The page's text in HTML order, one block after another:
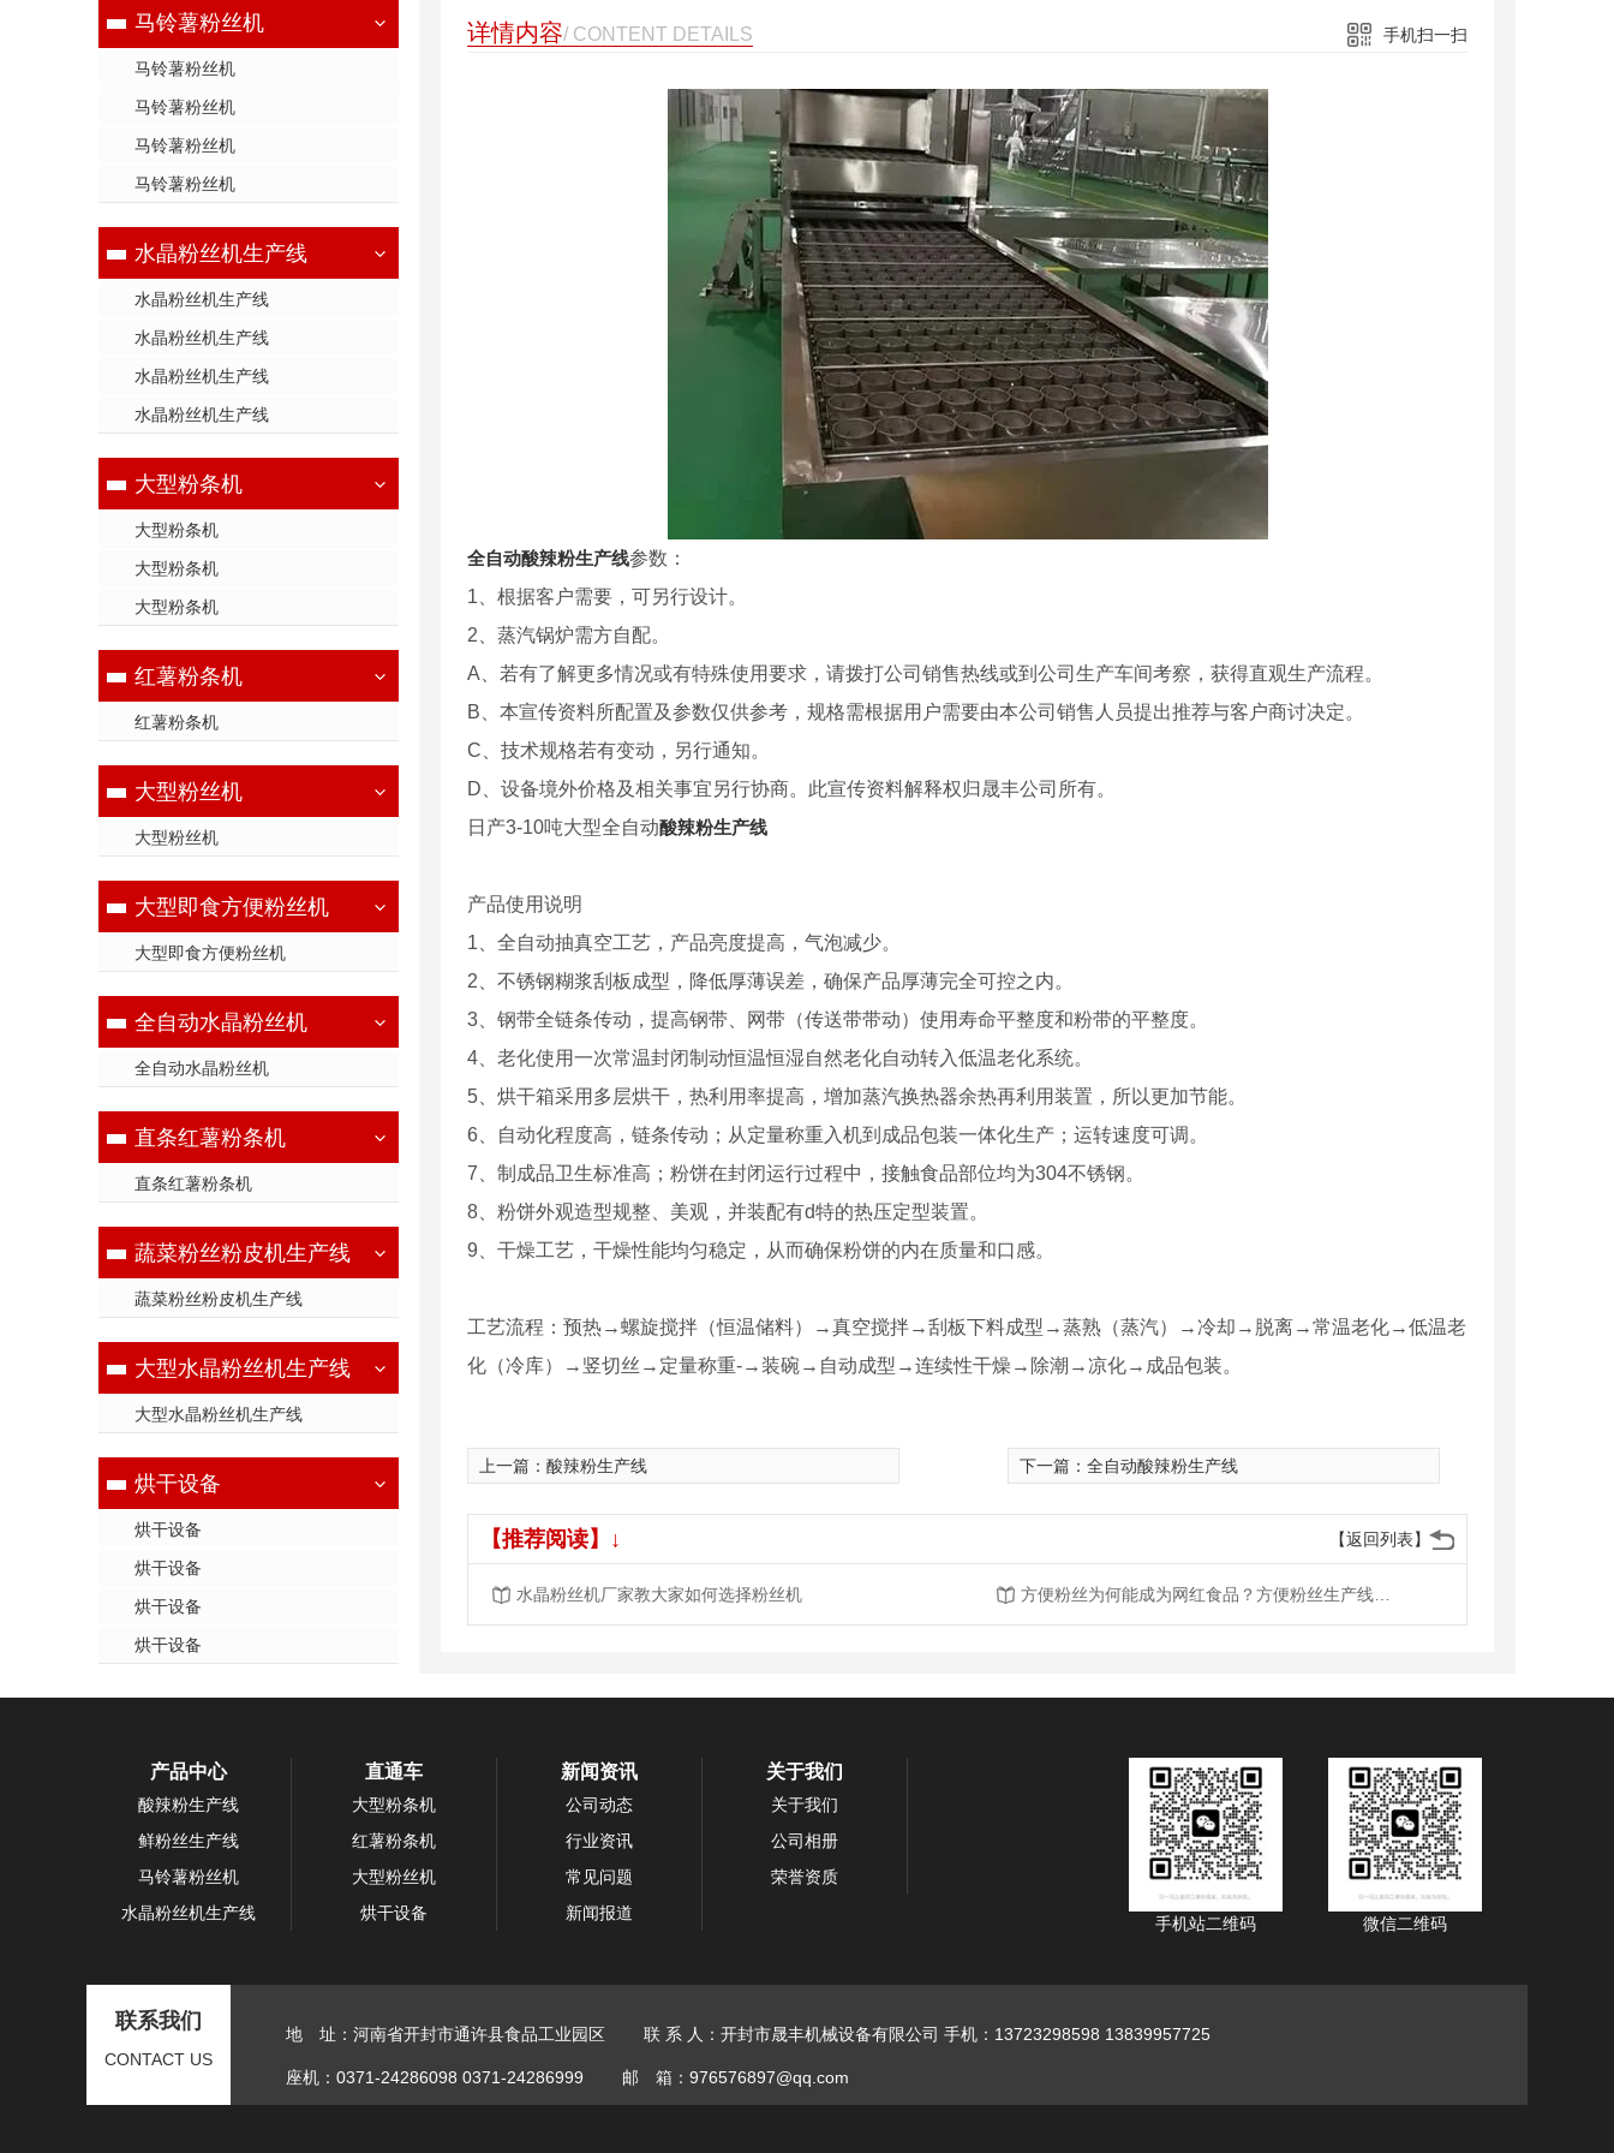
马铃薯粉丝机
马铃薯粉丝机
马铃薯粉丝机
马铃薯粉丝机
马铃薯粉丝机
水晶粉丝机生产线
水晶粉丝机生产线
水晶粉丝机生产线
水晶粉丝机生产线
水晶粉丝机生产线
大型粉条机
大型粉条机
大型粉条机
大型粉条机
红薯粉条机
红薯粉条机
大型粉丝机
大型粉丝机
大型即食方便粉丝机
大型即食方便粉丝机
全自动水晶粉丝机
全自动水晶粉丝机
直条红薯粉条机
直条红薯粉条机
蔬菜粉丝粉皮机生产线
蔬菜粉丝粉皮机生产线
大型水晶粉丝机生产线
大型水晶粉丝机生产线
烘干设备
烘干设备
烘干设备
烘干设备
烘干设备
详情内容/ CONTENT DETAILS 手机扫一扫
全自动酸辣粉生产线参数：
1、根据客户需要，可另行设计。
2、蒸汽锅炉需方自配。
A、若有了解更多情况或有特殊使用要求，请拨打公司销售热线或到公司生产车间考察，获得直观生产流程。
B、本宣传资料所配置及参数仅供参考，规格需根据用户需要由本公司销售人员提出推荐与客户商讨决定。
C、技术规格若有变动，另行通知。
D、设备境外价格及相关事宜另行协商。此宣传资料解释权归晟丰公司所有。
日产3-10吨大型全自动酸辣粉生产线
产品使用说明
1、全自动抽真空工艺，产品亮度提高，气泡减少。
2、不锈钢糊浆刮板成型，降低厚薄误差，确保产品厚薄完全可控之内。
3、钢带全链条传动，提高钢带、网带（传送带带动）使用寿命平整度和粉带的平整度。
4、老化使用一次常温封闭制动恒温恒湿自然老化自动转入低温老化系统。
5、烘干箱采用多层烘干，热利用率提高，增加蒸汽换热器余热再利用装置，所以更加节能。
6、自动化程度高，链条传动；从定量称重入机到成品包装一体化生产；运转速度可调。
7、制成品卫生标准高；粉饼在封闭运行过程中，接触食品部位均为304不锈钢。
8、粉饼外观造型规整、美观，并装配有d特的热压定型装置。
9、干燥工艺，干燥性能均匀稳定，从而确保粉饼的内在质量和口感。
工艺流程：预热→螺旋搅拌（恒温储料）→真空搅拌→刮板下料成型→蒸熟（蒸汽）→冷却→脱离→常温老化→低温老
化（冷库）→竖切丝→定量称重-→装碗→自动成型→连续性干燥→除潮→凉化→成品包装。
上一篇： 酸辣粉生产线 下一篇： 全自动酸辣粉生产线
【返回列表】
【推荐阅读】↓
水晶粉丝机厂家教大家如何选择粉丝机
产品中心
酸辣粉生产线
鲜粉丝生产线
马铃薯粉丝机
水晶粉丝机生产线
直通车
大型粉条机
红薯粉条机
大型粉丝机
烘干设备
新闻资讯
公司动态
行业资讯
常见问题
新闻报道
关于我们
关于我们
公司相册
荣誉资质
微信二维码
手机站二维码
联系我们
CONTACT US
地 址：河南省开封市通许县食品工业园区 联 系 人：开封市晟丰机械设备有限公司 手机：13723298598 13839957725
座机：0371-24286098 0371-24286999 邮 箱：976576897@qq.com